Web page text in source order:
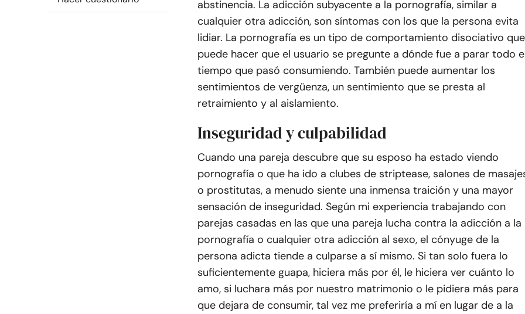
abstinencia. La adicción subyacente a la pornografía, similar a
cualquier otra adicción, son síntomas con los que la persona evita
lidiar. La pornografía es un tipo de comportamiento disociativo que
puede hacer que el usuario se pregunte a dónde fue a parar todo
tiempo que pasó consumiendo. También puede aumentar los
sentimientos de vergüenza, un sentimiento que se presta al
retraimiento y al aislamiento.
Inseguridad y culpabilidad
Cuando una pareja descubre que su esposo ha estado viendo
pornografía o que ha ido a clubes de striptease, salones de
o prostitutas, a menudo siente una inmensa traición y una mayor
sensación de inseguridad. Según mi experiencia trabajando con
parejas casadas en las que una pareja lucha contra la adicción a la
pornografía o cualquier otra adicción al sexo, el cónyuge de la
persona adicta tiende a culparse a sí mismo. Si tan solo fuera lo
suficientemente guapa, hiciera más por él, le hiciera ver cuánto lo
amo, si luchara más por nuestro matrimonio o le pidiera más para
que dejara de consumir, tal vez me preferiría a mí en lugar de a la